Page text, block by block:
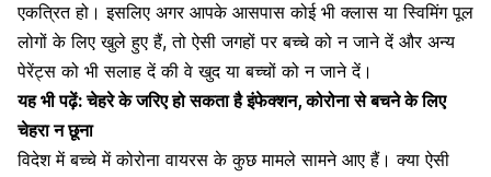
एकत्रित हो। इसलिए अगर आपके आसपास कोई भी क्लास या स्विमिंग पूल
लोगों के लिए खुले हुए हैं, तो ऐसी जगहों पर बच्चे को न जाने दें और अन्य
पेरेंट्स को भी सलाह दें की वे खुद या बच्चों को न जाने दें।
यह भी पढ़ें:चेहरे के जरिए हो सकता है इंफेक्शन, कोरोना से बचने के लिए
चेहरा न छूना
विदेश में बच्चे में कोरोना वायरस के कुछ मामले सामने आए हैं। क्या ऐसी